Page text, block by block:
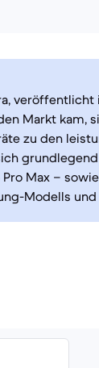
Markt kam,
zu den
Pro Max –
Modells